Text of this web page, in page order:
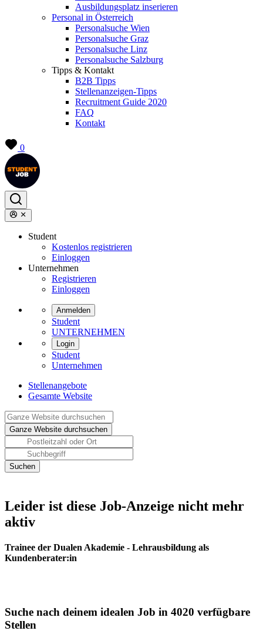
Ausbildungsplatz inserieren
Personal in Österreich
Personalsuche Wien
Personalsuche Graz
Personalsuche Linz
Personalsuche Salzburg
Tipps & Kontakt
B2B Tipps
Stellenanzeigen-Tipps
Recruitment Guide 2020
FAQ
Kontakt
0
Student
Kostenlos registrieren
Einloggen
Unternehmen
Registrieren
Einloggen
Anmelden
Student
UNTERNEHMEN
Login
Student
Unternehmen
Stellenangebote
Gesamte Website
Leider ist diese Job-Anzeige nicht mehr
aktiv
Trainee der Dualen Akademie - Lehrausbildung als
Kundenberater:in
Suche nach deinem idealen Job in 4020 verfügbare
Stellen